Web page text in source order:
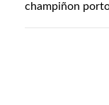
champiñon